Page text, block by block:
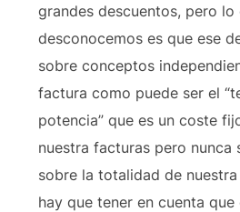
grandes descuentos, pero lo
desconocemos es que ese
sobre conceptos
factura como puede ser el
potencia” que es un coste
nuestra facturas pero nunca
sobre la totalidad de
hay que tener en cuenta